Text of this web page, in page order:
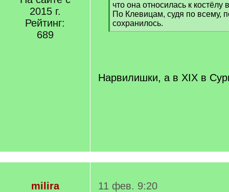
2015 г.
Рейтинг:
689
что она относилась к костёлу
По Клевицам, судя по всему,
сохранилось.
[
Нарвилишки, а в XIX в
milira
11 фев. 9:20